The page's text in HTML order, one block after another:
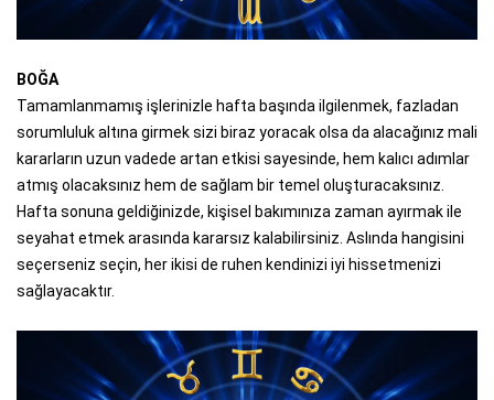
BOĞA
Tamamlanmamış işlerinizle hafta başında ilgilenmek, fazladan
sorumluluk altına girmek sizi biraz yoracak olsa da alacağınız mali
kararların uzun vadede artan etkisi sayesinde, hem kalıcı adımlar
atmış olacaksınız hem de sağlam bir temel oluşturacaksınız.
Hafta sonuna geldiğinizde, kişisel bakımınıza zaman ayırmak ile
seyahat etmek arasında kararsız kalabilirsiniz. Aslında hangisini
seçerseniz seçin, her ikisi de ruhen kendinizi iyi hissetmenizi
sağlayacaktır.